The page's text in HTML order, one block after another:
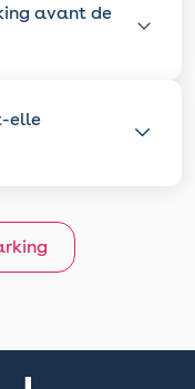
avant de
elle